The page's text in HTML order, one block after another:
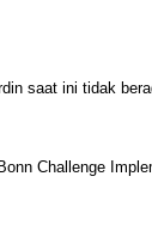
saat ini tidak
Challenge